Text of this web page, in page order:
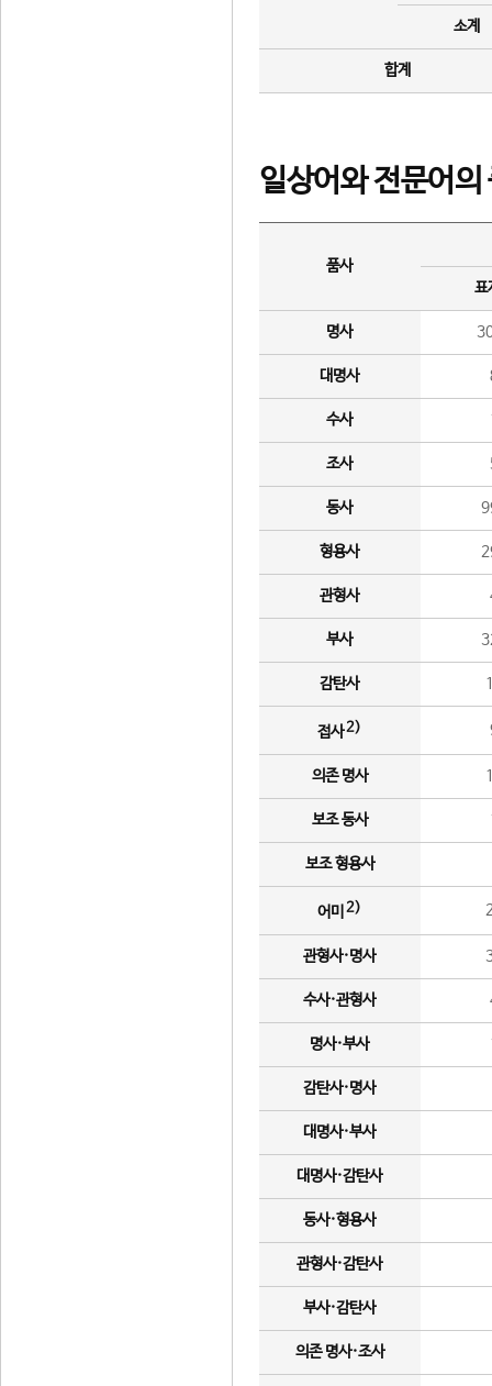
소계
합계
일상어와 전문어의
품사
표
명사
대명사
수사
조사
동사
형용사
관형사
부사
감탄사
접사2)
의존 명사
보조 동사
보조 형용사
어미 2)
관형사·명사
수사·관형사
명사·부사
감탄사·명사
대명사·부사
대명사·감탄사
동사·형용사
관형사·감탄사
부사·감탄사
의존 명사·조사